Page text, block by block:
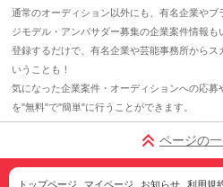
通常のオーディション以外にも、有名企業や
ジモデル・アンバサダー募集の企業案件情報も
登録するだけで、有名企業や芸能事務所から
いうことも！
気になった企業案件・オーディションへの応
を"無料"で"簡単"に行うことができます。
ページの
トップページ マイページ お知らせ 利用規